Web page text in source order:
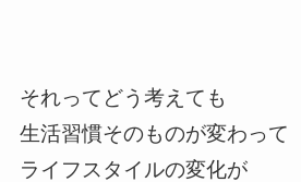
それってどう考えても
生活習慣そのものが変わって
ライフスタイルの変化が